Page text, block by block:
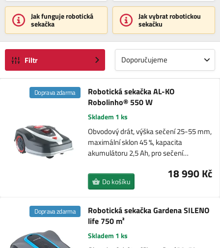
Jak funguje robotická
sekačka
Jak vybrat robotickou
sekačku
Filtr Doporučujeme
Robotická sekačka AL-KO
Robolinho® 550 W
Doprava zdarma
Skladem 1 ks
Obvodový drát, výška sečení 25-55 mm,
maximální sklon 45 %, kapacita
akumulátoru 2,5 Ah, pro sečení…
18 990 Kč
Do košíku
Robotická sekačka Gardena SILENO
life 750 m²
Doprava zdarma
Skladem 1 ks